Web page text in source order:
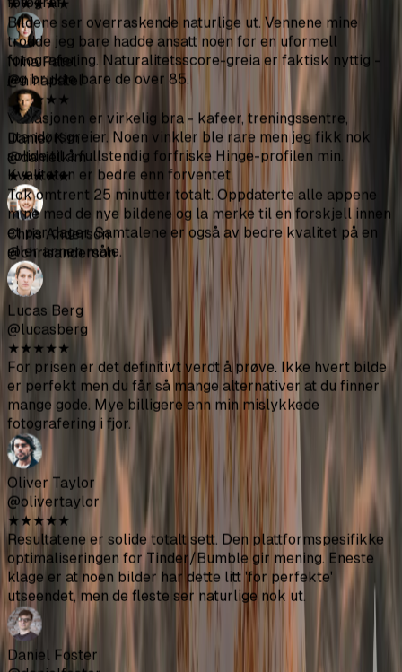
★★ ★★★
De beste 49 $ jeg har brukt på dating-apper. Så på
fotografer som tar 300+ $ for en brøkdel av bildene. Fikk
120 bilder her og omtrent 30 av dem er faktisk brukbare.
Mateo Rodriguez
@mateorod
★★★★★
Var skeptisk i begynnelsen. Men matchene mine gikk opp
på Bumble. Folk begynte til og med å kommentere
bildene mine, noe som aldri skjedde før.